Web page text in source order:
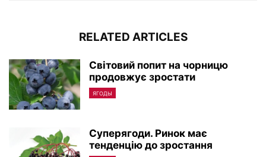
RELATED ARTICLES
Світовий попит на чорницю
продовжує зростати
ЯГОДЫ
Суперягоди. Ринок має
тенденцію до зростання